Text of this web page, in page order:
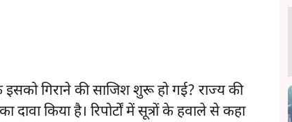
इसको गिराने की साजिश शुरू हो गई? राज्य की
किया है। रिपोर्टों में सूत्रों के हवाले से कहा